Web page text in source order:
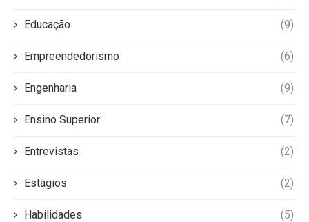
Educação (9)
Empreendedorismo (6)
Engenharia (9)
Ensino Superior (7)
Entrevistas (2)
Estágios (2)
Habilidades (5)